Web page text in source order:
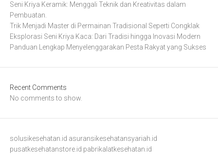
Seni Kriya Keramik: Menggali Teknik dan Kreativitas dalam
Pembuatan.
Trik Menjadi Master di Permainan Tradisional Seperti Congklak
Eksplorasi Seni Kriya Kaca: Dari Tradisi hingga Inovasi Modern
Panduan Lengkap Menyelenggarakan Pesta Rakyat yang Sukses
Recent Comments
No comments to show.
solusikesehatan.id asuransikesehatansyariah.id
pusatkesehatanstore.id pabrikalatkesehatan.id